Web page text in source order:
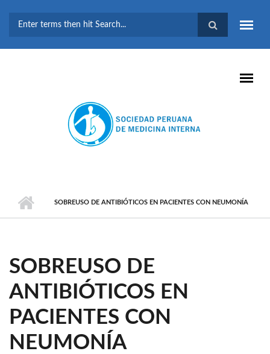
BÚSQUEDA
SOBREUSO DE ANTIBIÓTICOS EN PACIENTES CON NEUMONÍA
SOBREUSO DE
ANTIBIÓTICOS EN
PACIENTES CON
NEUMONÍA